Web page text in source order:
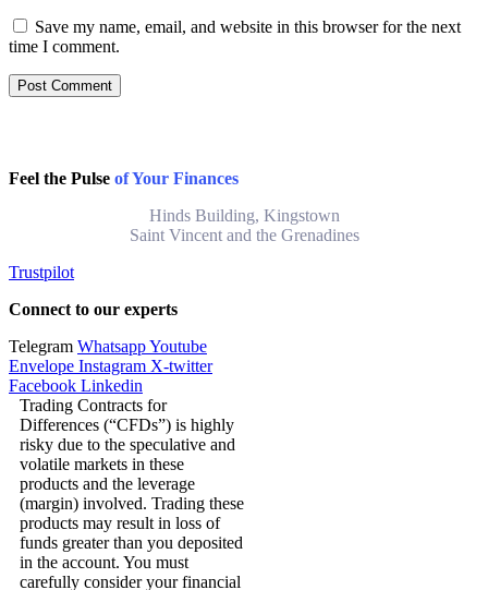
Save my name, email, and website in this browser for the next
time I comment.
Feel the Pulse of Your Finances
Hinds Building, Kingstown
Saint Vincent and the Grenadines
Trustpilot
Connect to our experts
Telegram WhatsappYoutube
Envelope Instagram X-twitter
Facebook Linkedin
Trading Contracts for
Differences (“CFDs”) is highly
risky due to the speculative and
volatile markets in these
products and the leverage
(margin) involved. Trading these
products may result in loss of
funds greater than you deposited
in the account. You must
carefully consider your financial